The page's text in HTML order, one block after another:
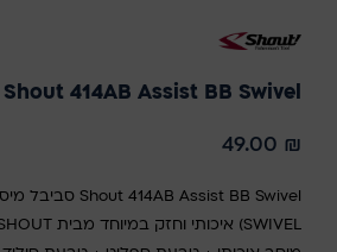
Shout 414AB Assist BB Swivel
49.00 ₪